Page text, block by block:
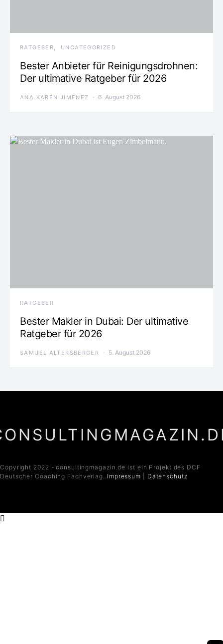
RATGEBER UNCATEGORIZED
Bester Anbieter für Reinigungsdrohnen:
Der ultimative Ratgeber für 2026
ANA KAREN JIMENEZ 6. August 2026
RATGEBER
Bester Makler in Dubai: Der ultimative
Ratgeber für 2026
SAMUEL ALTERSBERGER 5. August 2026
Copyright 2022 - consultingmagazin.de ist ein Projekt des DCF
Deutscher Coaching Fachverlag. Impressum Datenschutz